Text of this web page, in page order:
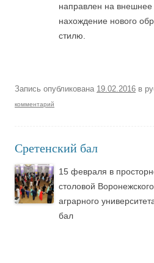
направлен на
нахождение нового
стилю.
Запись опубликована 19.02.2016 в
комментарий
Сретенский бал
15 февраля в
столовой
аграрного
бал